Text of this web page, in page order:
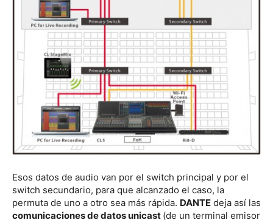
Esos datos de audio van por el switch principal y por el
switch secundario, para que alcanzado el caso, la
permuta de uno a otro sea más rápida. DANTE deja así las
comunicaciones de datos unicast (de un terminal emisor